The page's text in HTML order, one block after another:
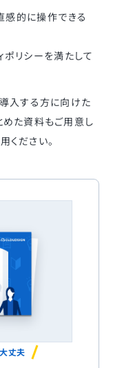
感的に操作できる
ポリシーを満たして
入する方に向けた
めた資料もご用意し
ください。
丈夫